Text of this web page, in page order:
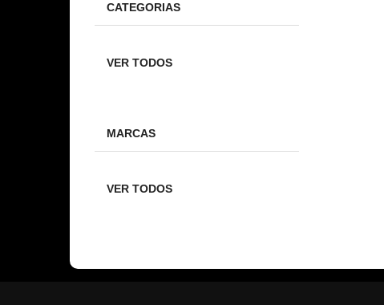
CATEGORIAS
VER TODOS
MARCAS
VER TODOS